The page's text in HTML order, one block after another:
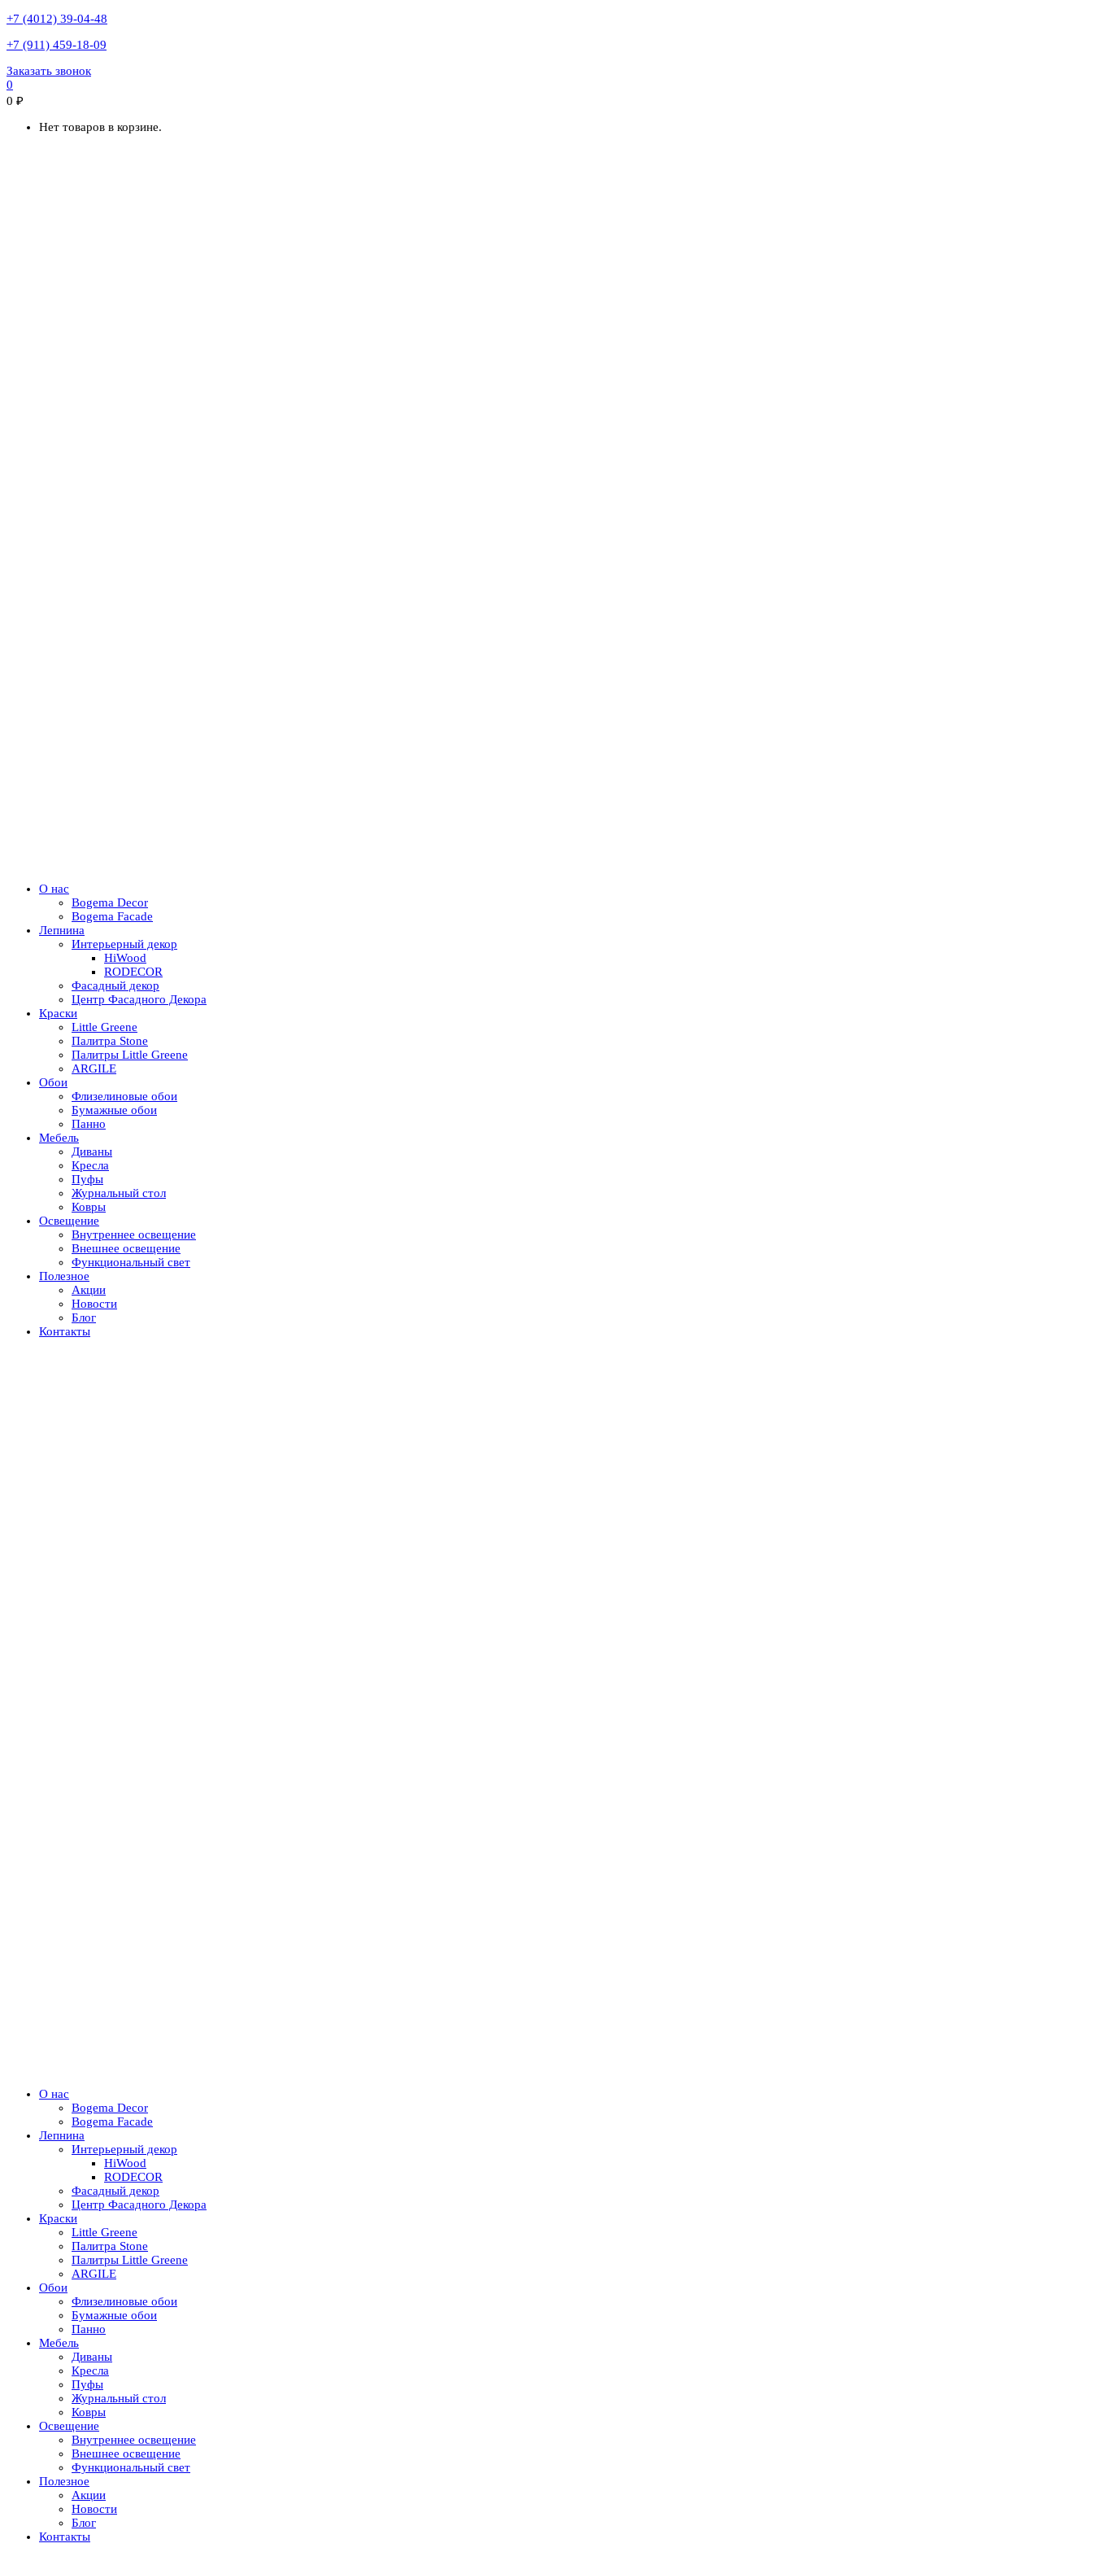
+7 (4012) 39-04-48
+7 (911) 459-18-09
Заказать звонок
0
0 ₽
Нет товаров в корзине.
О нас
Bogema Decor
Bogema Facade
Лепнина
Интерьерный декор
HiWood
RODECOR
Фасадный декор
Центр Фасадного Декора
Краски
Little Greene
Палитра Stone
Палитры Little Greene
ARGILE
Обои
Флизелиновые обои
Бумажные обои
Панно
Мебель
Диваны
Кресла
Пуфы
Журнальный стол
Ковры
Освещение
Внутреннее освещение
Внешнее освещение
Функциональный свет
Полезное
Акции
Новости
Блог
Контакты
О нас
Bogema Decor
Bogema Facade
Лепнина
Интерьерный декор
HiWood
RODECOR
Фасадный декор
Центр Фасадного Декора
Краски
Little Greene
Палитра Stone
Палитры Little Greene
ARGILE
Обои
Флизелиновые обои
Бумажные обои
Панно
Мебель
Диваны
Кресла
Пуфы
Журнальный стол
Ковры
Освещение
Внутреннее освещение
Внешнее освещение
Функциональный свет
Полезное
Акции
Новости
Блог
Контакты